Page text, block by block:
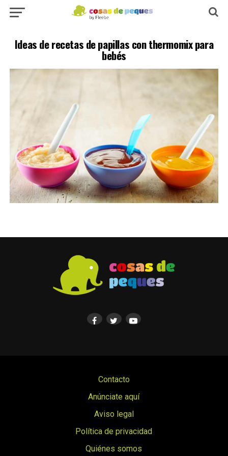
Ideas de recetas de papillas con thermomix para
bebés
Contacto
Anúnciate aquí
Aviso legal
Política de privacidad
Quiénes somos